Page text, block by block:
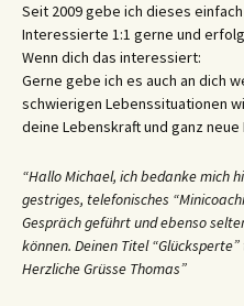
Seit 2009 gebe ich dieses
Interessierte 1:1 gerne und
Wenn dich das interessiert:
Gerne gebe ich es auch an dich
schwierigen Lebenssituationen
deine Lebenskraft und ganz
“Hallo Michael, ich bedanke mich
gestriges, telefonisches
Gespräch geführt und ebenso
können. Deinen Titel
Herzliche Grüsse Thomas”